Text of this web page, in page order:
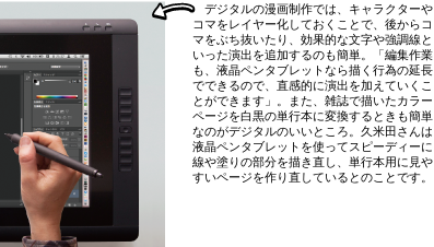
デジタルの漫画制作では、キャラクターや
コマをレイヤー化しておくことで、後からコ
マをぶち抜いたり、効果的な文字や強調線と
いった演出を追加するのも簡単。「編集作業
も、液晶ペンタブレットなら描く行為の延長
でできるので、直感的に演出を加えていくこ
とができます」。また、雑誌で描いたカラー
ページを白黒の単行本に変換するときも簡単
なのがデジタルのいいところ。久米田さんは
液晶ペンタブレットを使ってスピーディーに
線や塗りの部分を描き直し、単行本用に見や
すいページを作り直しているとのことです。